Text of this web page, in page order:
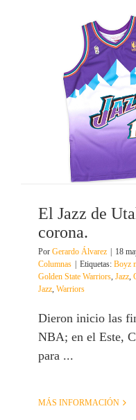
El Jazz de
corona.
Por Gerardo Álvarez 18
Columnas
Etiquetas: Boyz
Golden State Warriors, Jazz,
Jazz, Warriors
Dieron inicio las
NBA; en el Este,
para ...
MÁS INFORMACIÓN